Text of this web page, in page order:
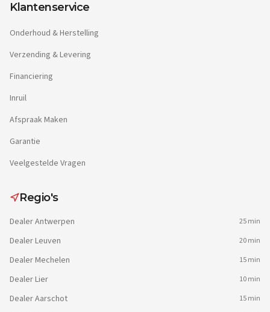
Klantenservice
Onderhoud & Herstelling
Verzending & Levering
Financiering
Inruil
Afspraak Maken
Garantie
Veelgestelde Vragen
Regio's
DealerAntwerpen 25 min
DealerLeuven 20 min
DealerMechelen 15 min
DealerLier 10 min
DealerAarschot 15 min